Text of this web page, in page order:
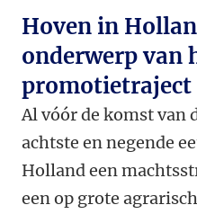
Hoven in
onderwerp van
promotietraject
Al vóór de komst van
achtste en negende
Holland een
een op grote